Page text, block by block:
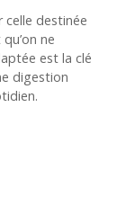
celle destinée
ne
est la clé
digestion